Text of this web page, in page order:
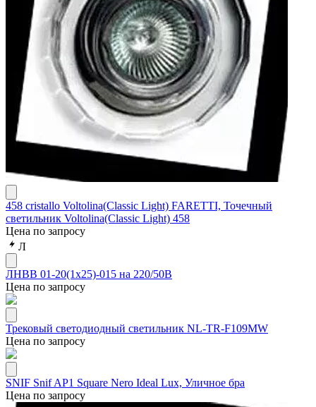
458 cristallo Voltolina(Classic Light) FARETTI, Точечный
светильник Voltolina(Classic Light) 458
Цена по запросу
Л
ЛНВВ 01-20(1х25)-015 на 220/50В
Цена по запросу
Трековый светодиодный светильник NL-TR-F109MW
Цена по запросу
SNIF Snif AP1 Square Nero Ideal Lux, Уличное бра
Цена по запросу